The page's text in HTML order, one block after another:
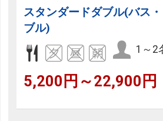
スタンダードダブル(バス
ブル)
1～2
5,200円～22,900円